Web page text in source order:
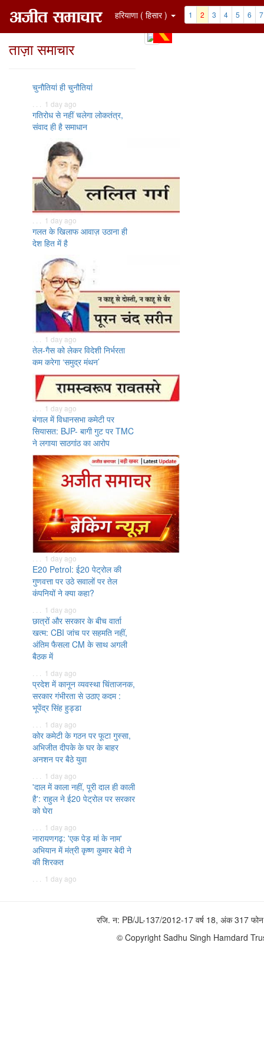
हरियाणा ( हिसार ) 1 2 3 4 5 6 7
ताज़ा समाचार
चुनौतियां ही चुनौतियां
. . . 1 day ago
गतिरोध से नहीं चलेगा लोकतंत्र,
संवाद ही है समाधान
. . . 1 day ago
गलत के खिलाफ आवाज़ उठाना ही
देश हित में है
. . . 1 day ago
तेल-गैस को लेकर विदेशी निर्भरता
कम करेगा ‘समुद्र मंथन’
. . . 1 day ago
बंगाल में विधानसभा कमेटी पर
सियासत: BJP- बागी गुट पर TMC
ने लगाया साठगांठ का आरोप
. . . 1 day ago
E20 Petrol: ई20 पेट्रोल की
गुणवत्ता पर उठे सवालों पर तेल
कंपनियों ने क्या कहा?
. . . 1 day ago
छात्रों और सरकार के बीच वार्ता
खत्म: CBI जांच पर सहमति नहीं,
अंतिम फैसला CM के साथ अगली
बैठक में
. . . 1 day ago
प्रदेश में कानून व्यवस्था चिंताजनक,
सरकार गंभीरता से उठाए कदम :
भूपेंद्र सिंह हुड्डा
. . . 1 day ago
कोर कमेटी के गठन पर फूटा गुस्सा,
अभिजीत दीपके के घर के बाहर
अनशन पर बैठे युवा
. . . 1 day ago
'दाल में काला नहीं, पूरी दाल ही काली
है': राहुल ने ई20 पेट्रोल पर सरकार
को घेरा
. . . 1 day ago
नारायणगढ़: 'एक पेड़ मां के नाम'
अभियान में मंत्री कृष्ण कुमार बेदी ने
की शिरकत
. . . 1 day ago
रजि. न: PB/JL-137/2012-17 वर्ष 18, अंक 317
© Copyright Sadhu Singh Hamdard